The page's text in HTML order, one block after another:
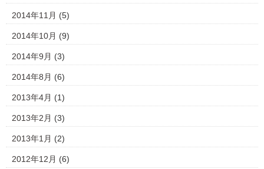
2014年11月 (5)
2014年10月 (9)
2014年9月 (3)
2014年8月 (6)
2013年4月 (1)
2013年2月 (3)
2013年1月 (2)
2012年12月 (6)